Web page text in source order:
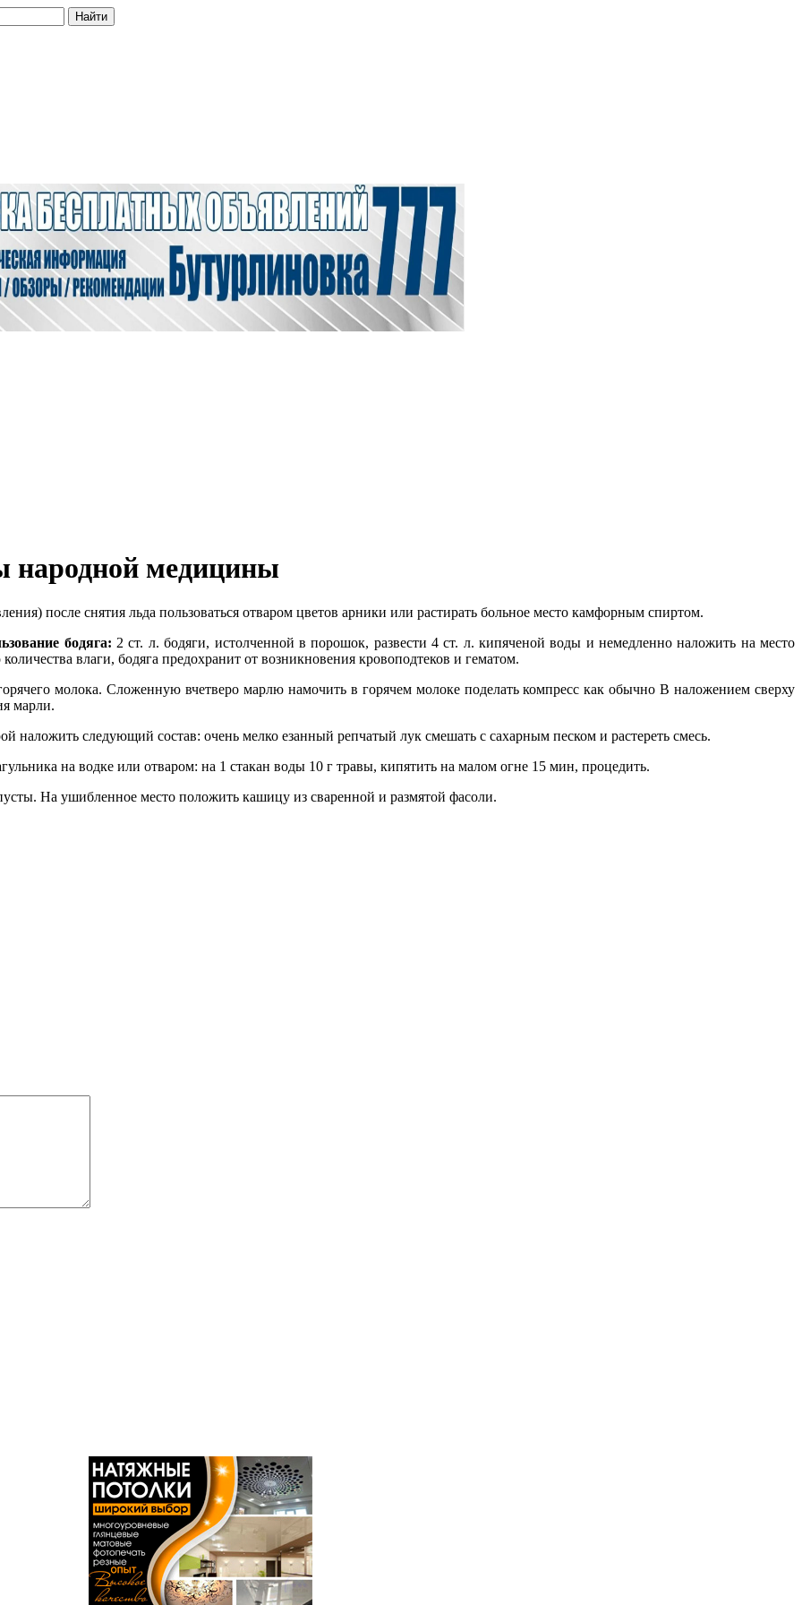
Найти
народной медицины
после снятия льда пользоваться отваром цветов арники или растирать больное место камфорным спиртом.
бодяга: 2 ст. л. бодяги, истолченной в порошок, развести 4 ст. л. кипяченой воды и немедленно наложить на место
влаги, бодяга предохранит от возникновения кровоподтеков и гематом.
молока. Сложенную вчетверо марлю намочить в горячем молоке поделать компресс как обычно В наложением сверху
марли.
наложить следующий состав: очень мелко езанный репчатый лук смешать с сахарным песком и растереть смесь.
на водке или отваром: на 1 стакан воды 10 г травы, кипятить на малом огне 15 мин, процедить.
На ушибленное место положить кашицу из сваренной и размятой фасоли.